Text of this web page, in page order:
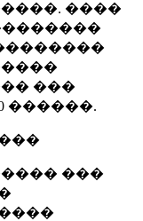
����
���
������.
���